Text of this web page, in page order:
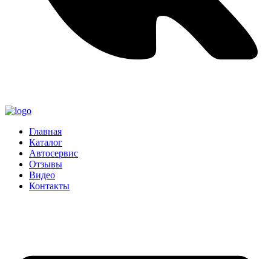
Главная
Каталог
Автосервис
Отзывы
Видео
Контакты